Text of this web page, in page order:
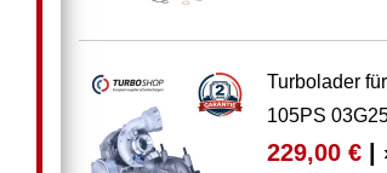
Turbolader
105PS
229,00 €|